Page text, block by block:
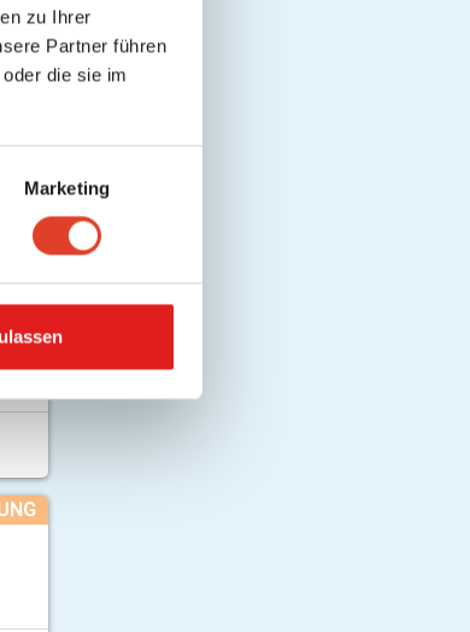
zu Ihrer
Partner führen
die sie im
Marketing